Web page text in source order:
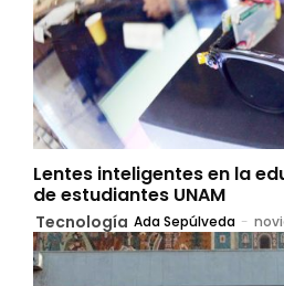
Lentes inteligentes en la
de estudiantes UNAM
Tecnología Ada Sepúlveda -